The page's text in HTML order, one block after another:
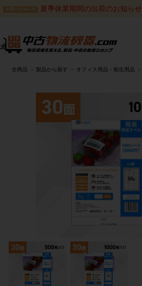
出荷のお知らせ 夏季休業期間の出荷のお知らせ
全商品 製品から探す オフィス用品・衛生用品